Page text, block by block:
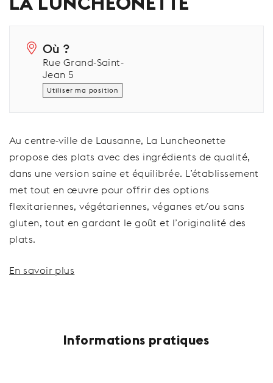
Où ?
Rue Grand-Saint-
Jean 5
Utiliser ma position
Au centre-ville de Lausanne, La Luncheonette
propose des plats avec des ingrédients de qualité,
dans une version saine et équilibrée. L’établissement
met tout en œuvre pour offrir des options
flexitariennes, végétariennes, véganes et/ou sans
gluten, tout en gardant le goût et l’originalité des
plats.
En savoir plus
Informations pratiques